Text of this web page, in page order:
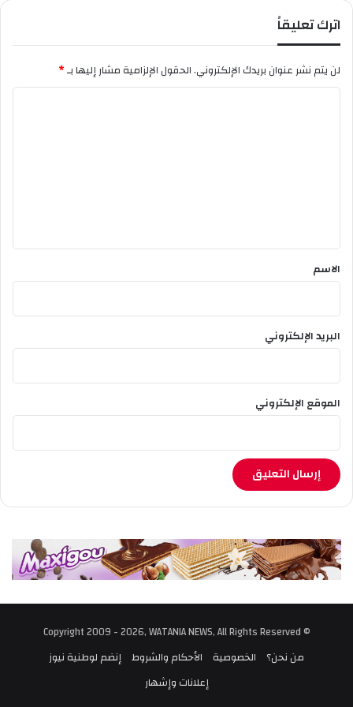
ت
ر
ه
ر
ن
اترك تعليقاً
لن يتم نشر عنوان بريدك الإلكتروني.الحقول الإلزامية مشار إليها بـ*
*
الاسم
البريد الإلكتروني
الموقع الإلكتروني
© Copyright 2009 - 2026, WATANIA NEWS, All Rights Reserved
من نحن؟
الخصوصية الأحكام والشروط إنضم لوطنية نيوز
إعلانات وإشهار